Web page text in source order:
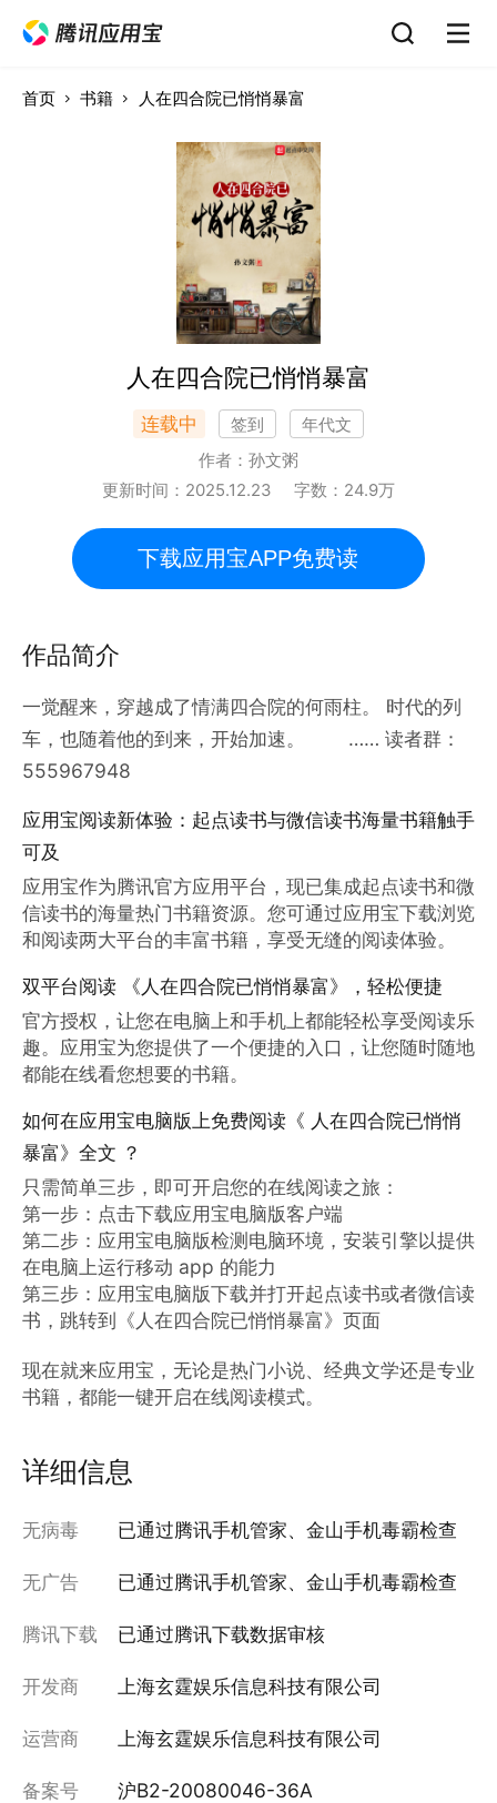
首页 书籍 人在四合院已悄悄暴富
人在四合院已悄悄暴富
连载中 签到
年代文
作者： 孙文粥
更新时间： 2025.12.23 字数： 24.9万
下载应用宝APP免费读
作品简介
一觉醒来，穿越成了情满四合院的何雨柱。 时代的列
车，也随着他的到来，开始加速。 …… 读者群：
555967948
应用宝阅读新体验：起点读书与微信读书海量书籍触手
可及
应用宝作为腾讯官方应用平台，现已集成起点读书和微
信读书的海量热门书籍资源。您可通过应用宝下载浏览
和阅读两大平台的丰富书籍，享受无缝的阅读体验。
双平台阅读 《人在四合院已悄悄暴富》，轻松便捷
官方授权，让您在电脑上和手机上都能轻松享受阅读乐
趣。应用宝为您提供了一个便捷的入口，让您随时随地
都能在线看您想要的书籍。
如何在应用宝电脑版上免费阅读《 人在四合院已悄悄
暴富》全文 ？
只需简单三步，即可开启您的在线阅读之旅：
第一步：点击下载应用宝电脑版客户端
第二步：应用宝电脑版检测电脑环境，安装引擎以提供
在电脑上运行移动 app 的能力
第三步：应用宝电脑版下载并打开起点读书或者微信读
书，跳转到《人在四合院已悄悄暴富》页面
现在就来应用宝，无论是热门小说、经典文学还是专业
书籍，都能一键开启在线阅读模式。
详细信息
无病毒 已通过腾讯手机管家、金山手机毒霸检查
无广告 已通过腾讯手机管家、金山手机毒霸检查
腾讯下载 已通过腾讯下载数据审核
开发商 上海玄霆娱乐信息科技有限公司
运营商 上海玄霆娱乐信息科技有限公司
备案号 沪B2-20080046-36A